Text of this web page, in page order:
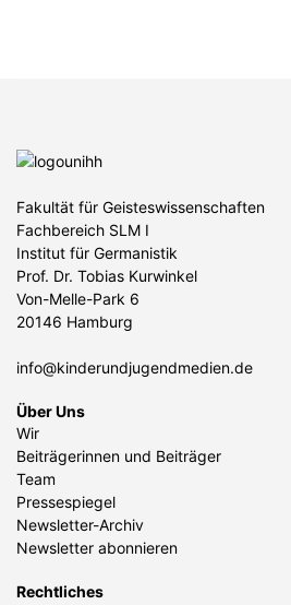
Fakultät für Geisteswissenschaften
Fachbereich SLM I
Institut für Germanistik
Prof. Dr. Tobias Kurwinkel
Von-Melle-Park 6
20146 Hamburg
info@kinderundjugendmedien.de
Über Uns
Wir
Beiträgerinnen und Beiträger
Team
Pressespiegel
Newsletter-Archiv
Newsletter abonnieren
Rechtliches